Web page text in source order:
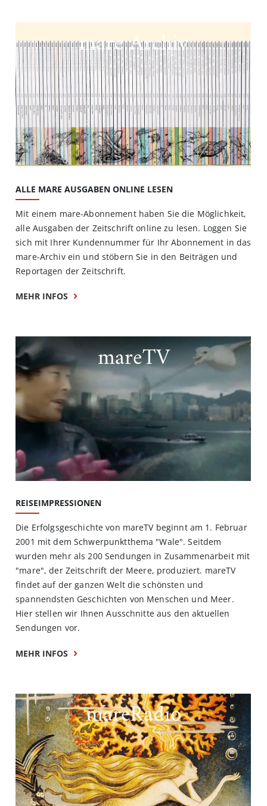
mare Archiv
ALLE MARE AUSGABEN ONLINE LESEN
Mit einem mare-Abonnement haben Sie die Möglichkeit,
alle Ausgaben der Zeitschrift online zu lesen. Loggen Sie
sich mit Ihrer Kundennummer für Ihr Abonnement in das
mare-Archiv ein und stöbern Sie in den Beiträgen und
Reportagen der Zeitschrift.
MEHR INFOS
mareTV
REISEIMPRESSIONEN
Die Erfolgsgeschichte von mareTV beginnt am 1. Februar
2001 mit dem Schwerpunktthema "Wale". Seitdem
wurden mehr als 200 Sendungen in Zusammenarbeit mit
"mare", der Zeitschrift der Meere, produziert. mareTV
findet auf der ganzen Welt die schönsten und
spannendsten Geschichten von Menschen und Meer.
Hier stellen wir Ihnen Ausschnitte aus den aktuellen
Sendungen vor.
MEHR INFOS
mareRadio